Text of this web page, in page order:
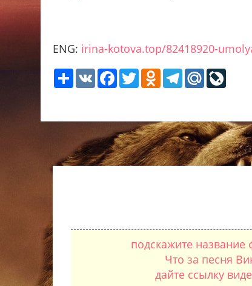
ENG: irina-kotova.top/82418920-
ShareVK Facebook
TwitterOdnoklassniki
Telegram
Mail.Ru
подскажите
Что за песня
дайте ссылку